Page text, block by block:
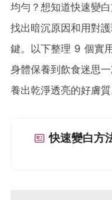
均勻？想知道快速變
找出暗沉原因和用對
鍵。以下整理 9 個實
身體保養到飲食迷思
養出乾淨透亮的好膚質
快速變白方